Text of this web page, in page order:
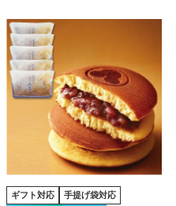
ギフト対応
手提げ袋対応